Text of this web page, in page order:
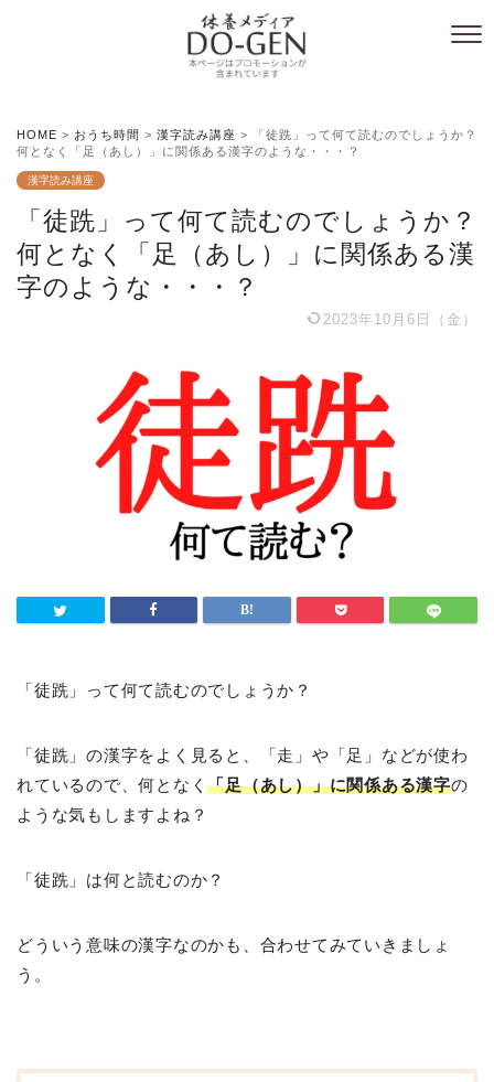
HOME > おうち時間 > 漢字読み講座 >
「徒跣」って何て読むのでしょうか？
何となく「足（あし）」に関係ある漢字のような・・・？
漢字読み講座
「徒跣」って何て読むのでしょうか？
何となく「足（あし）」に関係ある漢
字のような・・・？
2023年10月6日（金）
「徒跣」って何て読むのでしょうか？
「徒跣」の漢字をよく見ると、「走」や「足」などが使わ
れているので、何となく「足（あし）」に関係ある漢字の
ような気もしますよね？
「徒跣」は何と読むのか？
どういう意味の漢字なのかも、合わせてみていきましょ
う。